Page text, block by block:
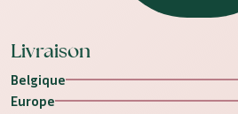
Livraison
Belgique
Europe